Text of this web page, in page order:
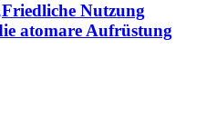
Nutzung
atomare Aufrüstung